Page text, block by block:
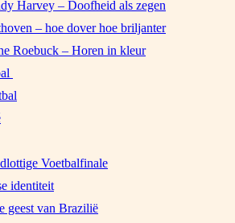
Harvey – Doofheid als zegen
– hoe dover hoe briljanter
Roebuck – Horen in kleur
Voetbalfinale
identiteit
geest van Brazilië